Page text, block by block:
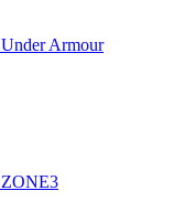
Under Armour
ZONE3